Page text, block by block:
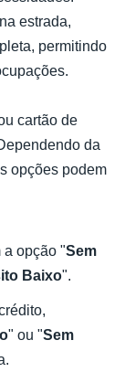
estrada,
permitindo
cartão de
da
opções podem
a opção "Sem
Baixo".
" ou "Sem